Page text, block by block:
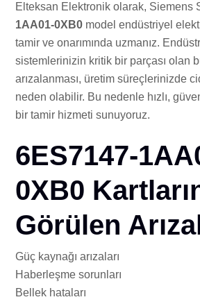
Elteksan Elektronik olarak, Siemens
1AA01-0XB0model endüstriyel
tamir ve onarımında uzmanız.
sistemlerinizin kritik bir parçası olan
arızalanması, üretim süreçlerinizde
neden olabilir. Bu nedenle hızlı,
bir tamir hizmeti sunuyoruz.
6ES7147-
0XB0
Görülen
Güç kaynağı arızaları
Haberleşme sorunları
Bellek hataları